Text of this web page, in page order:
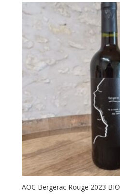
AOC Bergerac Rouge 2023 BIO